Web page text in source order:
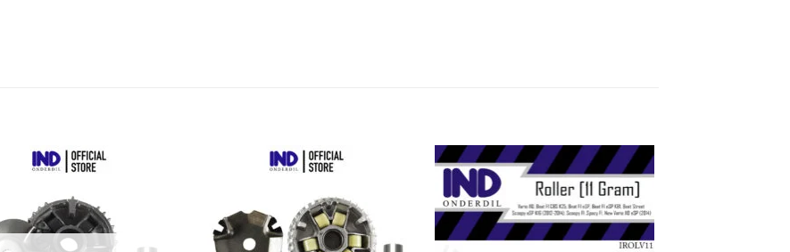
ke Wishlist
Tambahkan
ke Wishlist